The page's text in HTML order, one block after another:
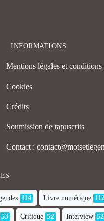
INFORMATIONS
Mentions légales et
Cookies
Crédits
Soumission de tapuscrits
Contact :
114 Livre numérique
53 Critique 52 Interview 52